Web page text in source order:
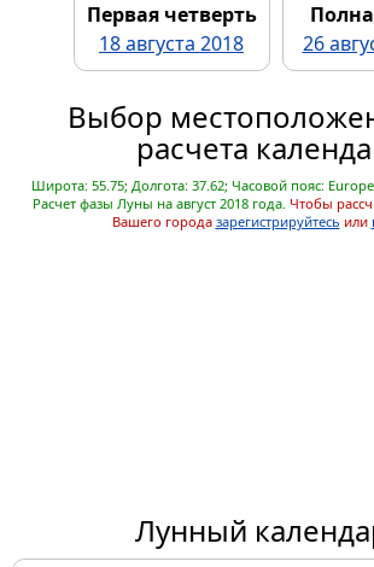
Первая четверть
18 августа 2018
26
Выбор
расчета
Широта: 55.75; Долгота: 37.62; Часовой пояс:
Расчет фазы Луны на август 2018 года. Чтобы
Вашего города зарегистрируйтесь или
Лунный